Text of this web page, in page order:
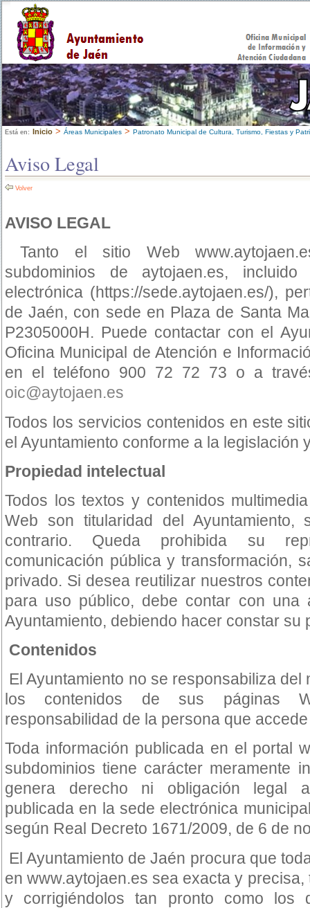
Está en: Inicio > Áreas Municipales > Patronato Municipal de Cultura, Turismo, Fiestas y
Aviso Legal
Volver
AVISO LEGAL
Tanto el sitio Web
subdominios de aytojaen.es,
electrónica (https://sede.aytojaen.es/),
de Jaén, con sede en Plaza de Santa
P2305000H. Puede contactar con el
Oficina Municipal de Atención e
en el teléfono 900 72 72 73 o a
oic@aytojaen.es
Todos los servicios contenidos en este
el Ayuntamiento conforme a la legislación
Propiedad intelectual
Todos los textos y contenidos
Web son titularidad del
contrario. Queda prohibida su
comunicación pública y transformación,
privado. Si desea reutilizar nuestros
para uso público, debe contar con una
Ayuntamiento, debiendo hacer constar su
Contenidos
El Ayuntamiento no se responsabiliza
los contenidos de sus páginas
responsabilidad de la persona que
Toda información publicada en el portal
subdominios tiene carácter meramente
genera derecho ni obligación legal
publicada en la sede electrónica
según Real Decreto 1671/2009, de 6 de
El Ayuntamiento de Jaén procura que
en www.aytojaen.es sea exacta y
y corrigiéndolos tan pronto como los